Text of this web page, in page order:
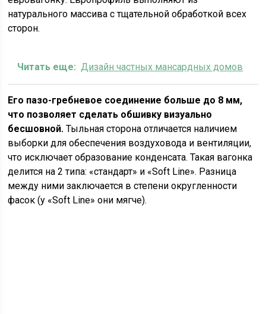
натурального массива с тщательной обработкой всех
сторон.
Читать еще: Дизайн частных мансардных домов
Его пазо-гребневое соединение больше до 8 мм,
что позволяет сделать обшивку визуально
бесшовной. Тыльная сторона отличается наличием
выборки для обеспечения воздуховода и вентиляции,
что исключает образование конденсата. Такая вагонка
делится на 2 типа: «стандарт» и «Soft Line». Разница
между ними заключается в степени округленности
фасок (у «Soft Line» они мягче).